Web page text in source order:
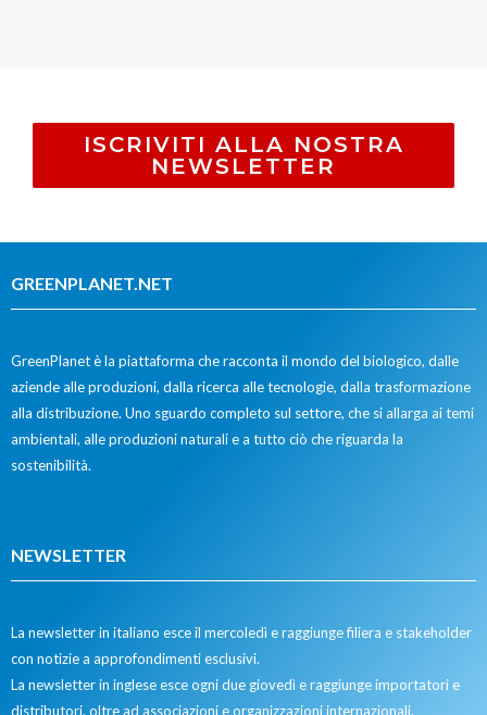
ISCRIVITI ALLA NOSTRA
NEWSLETTER
GREENPLANET.NET
GreenPlanet è la piattaforma che racconta il mondo del biologico, dalle
aziende alle produzioni, dalla ricerca alle tecnologie, dalla trasformazione
alla distribuzione. Uno sguardo completo sul settore, che si allarga ai temi
ambientali, alle produzioni naturali e a tutto ciò che riguarda la
sostenibilità.
NEWSLETTER
La newsletter in italiano esce il mercoledì e raggiunge filiera e stakeholder
con notizie a approfondimenti esclusivi.
La newsletter in inglese esce ogni due giovedì e raggiunge importatori e
distributori, oltre ad associazioni e organizzazioni internazionali.